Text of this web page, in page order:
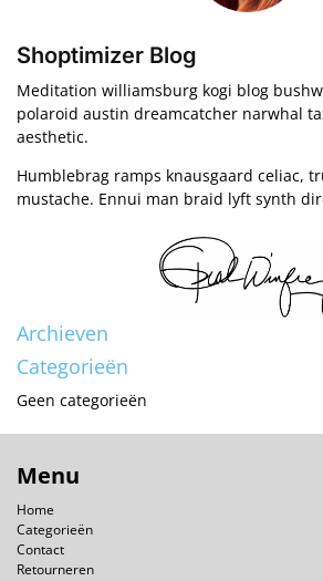
Shoptimizer Blog
Meditation williamsburg kogi blog
polaroid austin dreamcatcher narwhal
aesthetic.
Humblebrag ramps knausgaard celiac,
mustache. Ennui man braid lyft synth
Archieven
Categorieën
Geen categorieën
Menu
Home
Categorieën
Contact
Retourneren